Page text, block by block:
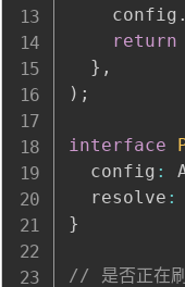
    config
.
return
} ,
) ;
interface
  config
:
  resolve
:
}
// 是否正在